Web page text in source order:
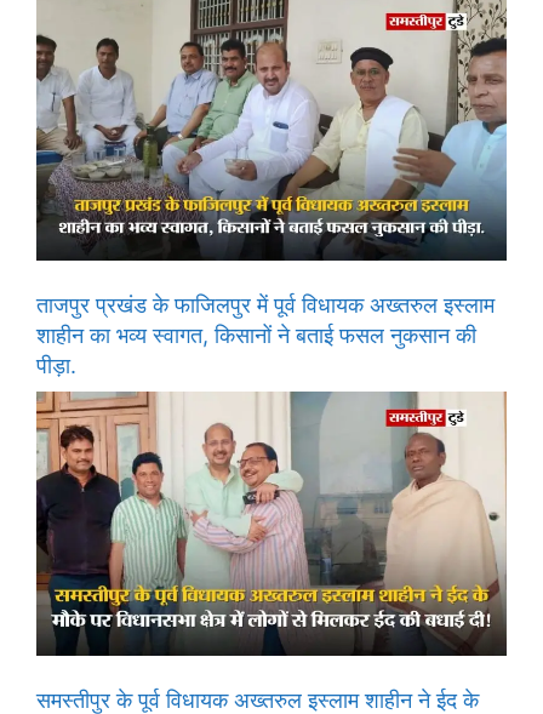
ताजपुर प्रखंड के फाजिलपुर में पूर्व विधायक अख्तरुल इस्लाम
शाहीन का भव्य स्वागत, किसानों ने बताई फसल नुकसान की
पीड़ा.
समस्तीपुर के पूर्व विधायक अख्तरुल इस्लाम शाहीन ने ईद के